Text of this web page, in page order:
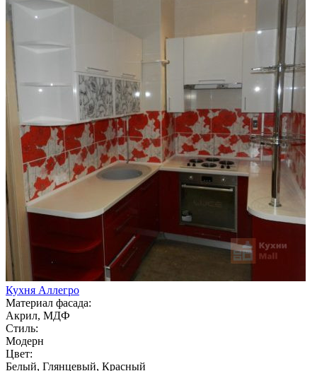
Кухня Аллегро
Материал фасада:
Акрил, МДФ
Стиль:
Модерн
Цвет:
Белый, Глянцевый, Красный